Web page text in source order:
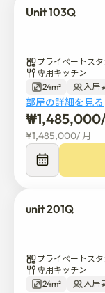
テーブル&チェア
マイクロ波
洗濯機
掃除機
デジタルドアロッ
※ 植物、ポスタ
ど、写真の装飾
🧺 ご自身で準備
住宅として運営
生活用品のご用
Unit 103Q
プライベートスタ
専用キッチン
24m²
入居
部屋の詳細を見る
₩1,485,000
¥1,485,000/ 月
unit 201Q
プライベートスタ
専用キッチン
24m²
入居